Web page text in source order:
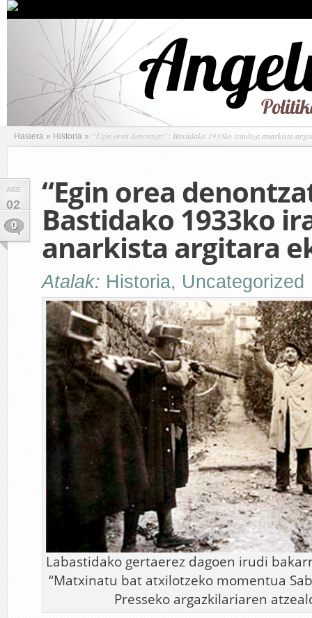
Hasiera » Historia » “Egin orea denontzat”: Bastidako 1933ko iraultza anarkista
ABE
02
0
“Egin orea
Bastidako 1933ko
anarkista argitara
Atalak: Historia, Uncategorized
Labastidako gertaerez dagoen irudi
“Matxinatu bat atxilotzeko momentua
Presseko argazkilariaren